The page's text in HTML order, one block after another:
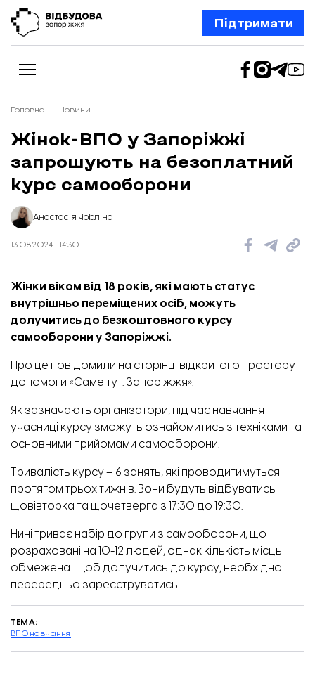
Підтримати
Новини
Відбудова Запоріжжя
Ексклюзив
Бізнес
Шлях додому
Відбудова. Життя
Про нас
Головна Новини
Жінок-ВПО у Запоріжжі
запрошують на безоплатний
курс самооборони
Анастасія Чобліна
13.08.2024 | 14:30
Жінки віком від 18 років, які мають статус
внутрішньо переміщених осіб, можуть
долучитись до безкоштовного курсу
самооборони у Запоріжжі.
Про це повідомили на сторінці відкритого простору
допомоги «Саме тут. Запоріжжя».
Як зазначають організатори, під час навчання
учасниці курсу зможуть ознайомитись з техніками та
основними прийомами самооборони.
Тривалість курсу – 6 занять, які проводитимуться
протягом трьох тижнів. Вони будуть відбуватись
щовівторка та щочетверга з 17:30 до 19:30.
Нині триває набір до групи з самооборони, що
розраховані на 10-12 людей, однак кількість місць
обмежена. Щоб долучитись до курсу, необхідно
перередньо зареєструватись.
ТЕМА:
ВПО навчання